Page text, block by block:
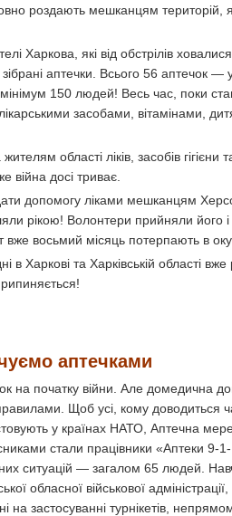
роздають мешканцям територій,
Харкова, які від обстрілів
аптечки. Всього 56 аптечок —
150 людей! Весь час, поки
засобами, вітамінами,
області ліків, засобів гігієни
досі триває.
допомогу ліками мешканцям
рікою! Волонтери прийняли його і
восьмий місяць потерпають в
Харкові та Харківській області
аптечками
на початку війни. Але домедична
Щоб усі, кому доводиться
у країнах НАТО, Аптечна
стали працівники «Аптеки
ситуацій — загалом 65 людей.
обласної військової
на застосуванні турнікетів,